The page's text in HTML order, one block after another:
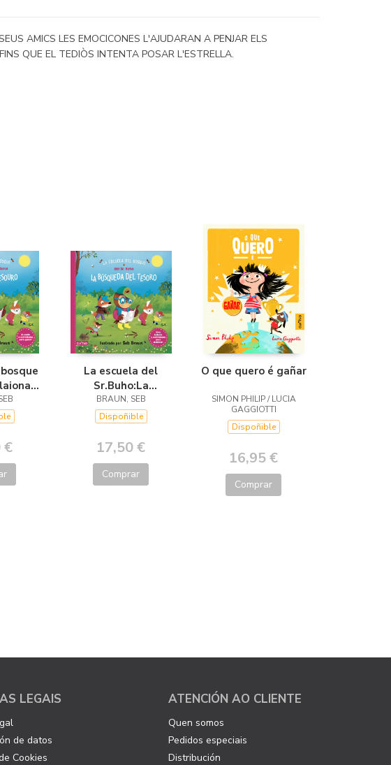
AMICS LES EMOCICONES L'AJUDARAN A PENJAR ELS
QUE EL TEDIÒS INTENTA POSAR L'ESTRELLA.
€
La escuela del
Sr.Buho:La
busqueda del
tesoro
BRAUN, SEB
Dispoñible
17,50 €
Comprar
O que quero é gañar
SIMON PHILIP / LUCIA
GAGGIOTTI
Dispoñible
16,95 €
Comprar
LEGAIS
de datos
Cookies
ATENCIÓN AO CLIENTE
Quen somos
Pedidos especiais
Distribución